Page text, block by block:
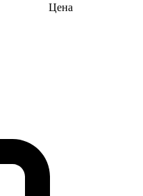
Цена